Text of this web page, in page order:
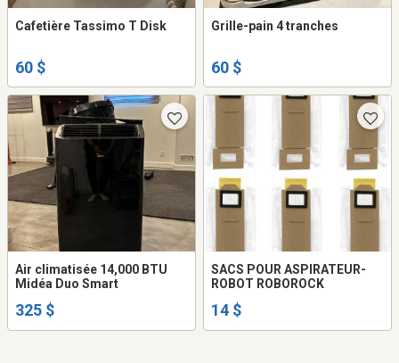
Cafetière Tassimo T Disk
60 $
Grille-pain 4 tranches
60 $
Air climatisée 14,000 BTU
Midéa Duo Smart
325 $
SACS POUR ASPIRATEUR-
ROBOT ROBOROCK
14 $